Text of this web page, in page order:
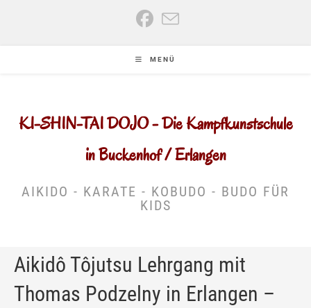
MENÜ
KI-SHIN-TAI DOJO - Die Kampfkunstschule
in Buckenhof / Erlangen
AIKIDO - KARATE - KOBUDO - BUDO FÜR
KIDS
Aikidô Tôjutsu Lehrgang mit
Thomas Podzelny in Erlangen –